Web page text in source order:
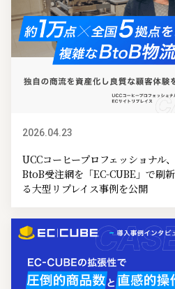
2026.04.23
UCCコーヒープロフェッショナル
BtoB受注網を「EC-CUBE」で刷
る大型リプレイス事例を公開